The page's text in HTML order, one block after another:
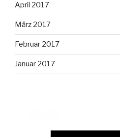
April 2017
März 2017
Februar 2017
Januar 2017